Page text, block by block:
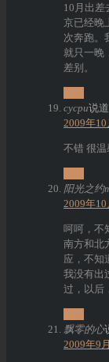
10月出差
京已经晚
次奔跑。
就只一晚
差别。
cycpu说道
2009年
不错 很
阳光之约
2009年
呵呵，不
南方和北
应，不知
我没有出
过，以后
飘零的心
2009年9